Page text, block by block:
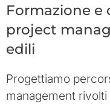
Formazione e
project
edili
Progettiamo
management